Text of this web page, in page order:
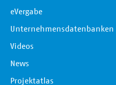
eVergabe
Unternehmensdatenbanken
Videos
News
Projektatlas